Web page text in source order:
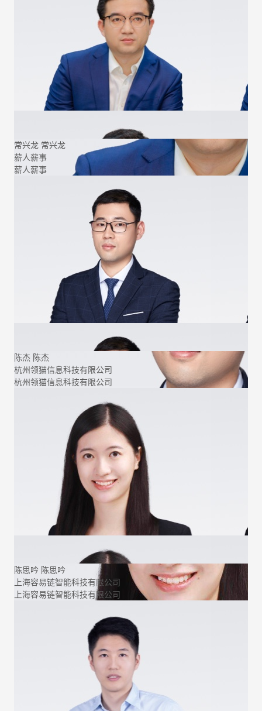
常兴龙 常兴龙
薪人薪事
薪人薪事
陈杰 陈杰
杭州领猫信息科技有限公司
杭州领猫信息科技有限公司
陈思吟 陈思吟
上海容易链智能科技有限公司
上海容易链智能科技有限公司